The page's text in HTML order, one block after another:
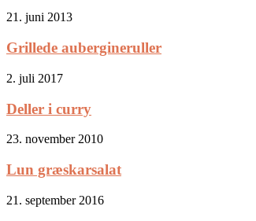
21. juni 2013
Grillede aubergineruller
2. juli 2017
Deller i curry
23. november 2010
Lun græskarsalat
21. september 2016